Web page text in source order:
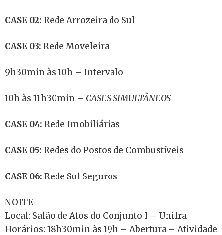
CASE 02: Rede Arrozeira do Sul
CASE 03: Rede Moveleira
9h30min às 10h – Intervalo
10h às 11h30min – CASES SIMULTÂNEOS
CASE 04: Rede Imobiliárias
CASE 05: Redes do Postos de Combustíveis
CASE 06: Rede Sul Seguros
NOITE
Local: Salão de Atos do Conjunto I – Unifra
Horários: 18h30min às 19h – Abertura – Atividade